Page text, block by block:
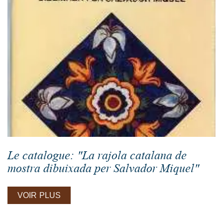
Le catalogue: "La rajola catalana de
mostra dibuixada per Salvador Miquel"
VOIR PLUS